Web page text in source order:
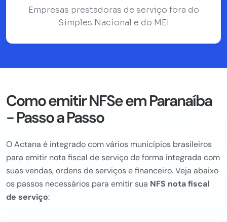
Empresas prestadoras de serviço fora do
Simples Nacional e do MEI
Como emitir NFSe em Paranaíba
- Passo a Passo
O Actana é integrado com vários municípios brasileiros
para emitir nota fiscal de serviço de forma integrada com
suas vendas, ordens de serviços e financeiro. Veja abaixo
os passos necessários para emitir sua NFS nota fiscal
de serviço: